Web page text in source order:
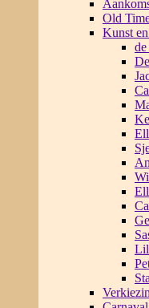
Old
Kunst